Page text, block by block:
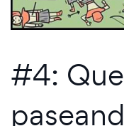
#4: